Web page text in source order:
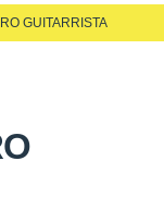
GUITARRISTA